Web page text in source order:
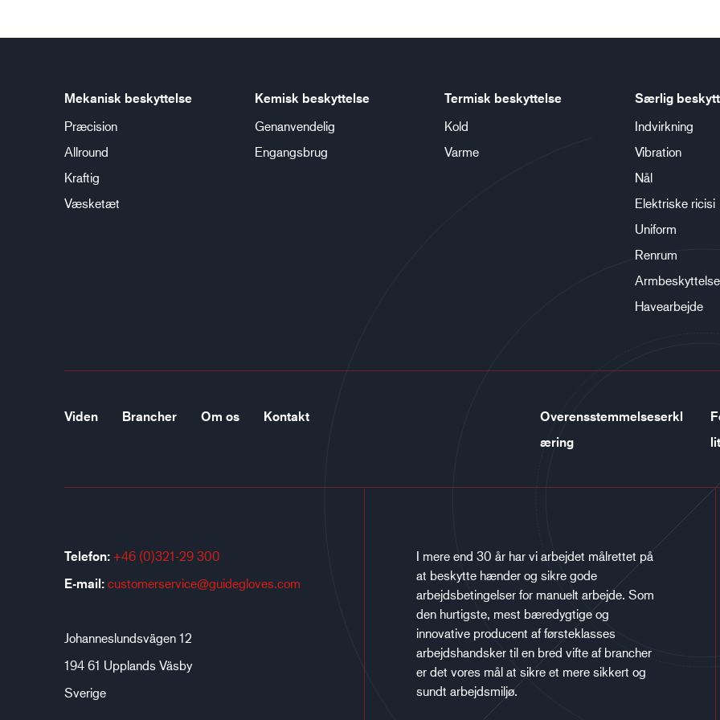
Mekanisk beskyttelse
Præcision
Allround
Kraftig
Væsketæt
Kemisk beskyttelse
Genanvendelig
Engangsbrug
Termisk beskyttelse
Kold
Varme
Særlig
Indvirkning
Vibration
Nål
Elektriske ricisi
Uniform
Renrum
Armbeskyttelse
Havearbejde
Viden Brancher Om os Kontakt
Overensstemmelseserkl
æring
Telefon: +46 (0)321-29 300
E-mail: customerservice@guidegloves.com
Johanneslundsvägen 12
194 61 Upplands Väsby
Sverige
I mere end 30 år har vi arbejdet målrettet på
at beskytte hænder og sikre gode
arbejdsbetingelser for manuelt arbejde. Som
den hurtigste, mest bæredygtige og
innovative producent af førsteklasses
arbejdshandsker til en bred vifte af brancher
er det vores mål at sikre et mere sikkert og
sundt arbejdsmiljø.